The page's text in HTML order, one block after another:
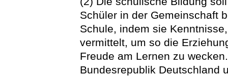
Schüler in der Gemeinschaft
Schule, indem sie
vermittelt, um so die
Freude am Lernen zu
Bundesrepublik Deutschland